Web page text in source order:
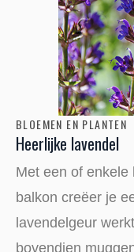
BLOEMEN EN PLANTEN
Heerlijke lavendel
Met een of
balkon creëer je
lavendelgeur
bovendien